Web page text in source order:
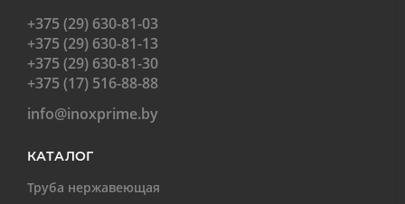
+375 (29) 630-81-03
+375 (29) 630-81-13
+375 (29) 630-81-30
+375 (17) 516-88-88
info@inoxprime.by
КАТАЛОГ
Труба нержавеющая